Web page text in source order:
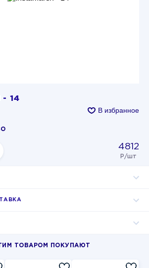
- 14
В избранное
4812
Р/шт
ТОВАРОМ ПОКУПАЮТ